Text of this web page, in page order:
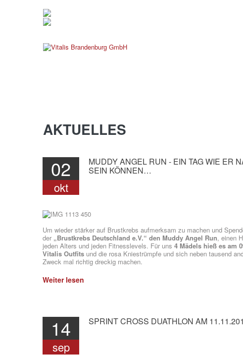
AKTUELLES
02
okt
MUDDYANGEL RUN - EIN TAGWIE ER
SEIN KÖNNEN…
Um wieder stärker auf Brustkrebs aufmerksam zu machen und
der „Brustkrebs Deutschland e.V.“ den Muddy Angel Run, einen
jeden Alters und jeden Fitnesslevels. Für uns 4 Mädels hieß es am
Vitalis Outfits und die rosa Kniestrümpfe und sich neben tausend
Zweck mal richtig dreckig machen.
Weiter lesen
14
sep
SPRINTCROSS DUATHLON AM